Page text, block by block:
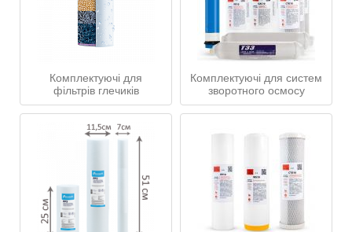
Комплектуючі для
фільтрів глечиків
Комплектуючі для систем
зворотного осмосу